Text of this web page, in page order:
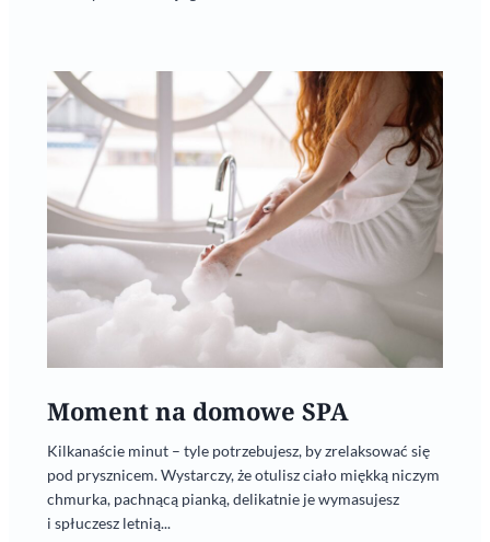
Moment na domowe SPA
Kilkanaście minut – tyle potrzebujesz, by zrelaksować się
pod prysznicem. Wystarczy, że otulisz ciało miękką niczym
chmurka, pachnącą pianką, delikatnie je wymasujesz
i spłuczesz letnią...